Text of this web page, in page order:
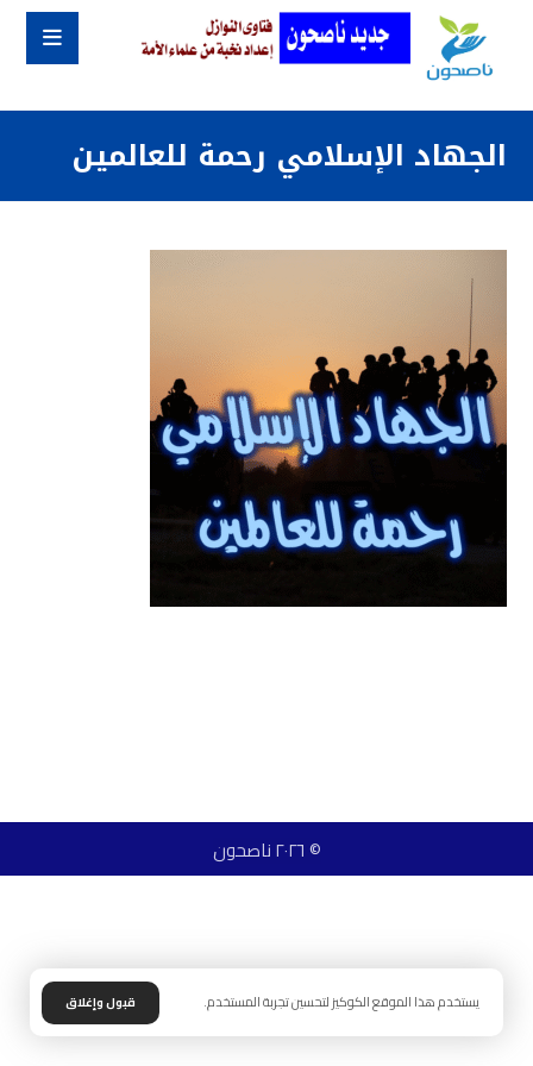
الجهاد الإسلامي رحمة للعالمين
© ٢٠٢٦ ناصحون
يستخدم هذا الموقع الكوكيز لتحسين تجربة المستخدم. قبول وإغلاق